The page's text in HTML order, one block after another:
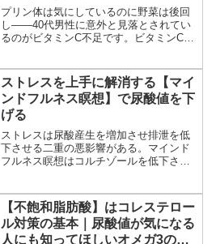
プリン体は気にしているのに野菜は後回
し——40代男性に意外と見落とされてい
るのがビタミンC不足です。ビタミンCと
改善の補助としての考え方をわかりやす
く整理します。
ストレスを上手に解消する【マイ
ンドフルネス瞑想】で尿酸値を下
げる
ストレスは尿酸産生を増加させ排泄を低
下させる二重の悪影響がある。マインド
フルネス瞑想はコルチゾールを低下させ
【不飽和脂肪酸】はコレステロー
ル対策の基本｜尿酸値が気になる
人にも知ってほしいオメガ3の摂